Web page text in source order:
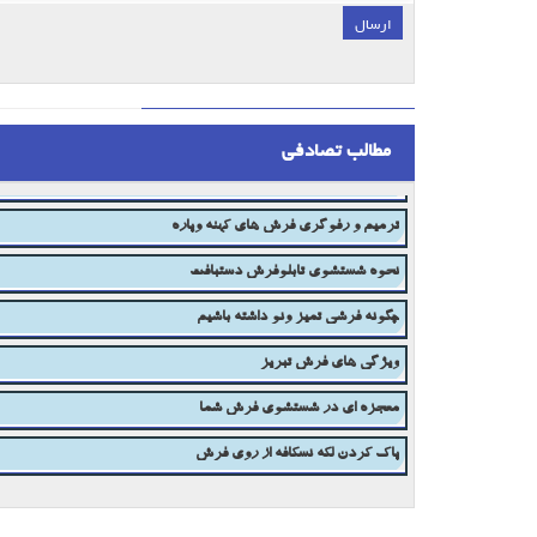
ارسال
مطالب تصادفی
ازبین بردن لکه از روی فرش
ترمیم و رفوگری فرش های کهنه وپاره
نحوه شستشوی تابلوفرش دستبافت
چگونه فرشی تمیز ونو داشته باشیم
ویژگی های فرش تبریز
معجزه ای در شستشوی فرش شما